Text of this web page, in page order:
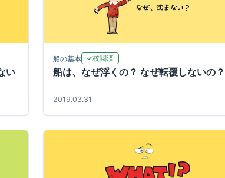
い
船の基本 校閲済
船は、なぜ浮くの？ なぜ転覆しないの？
2019.03.31